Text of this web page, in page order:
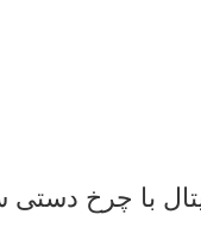
با چرخ دستی سری 627